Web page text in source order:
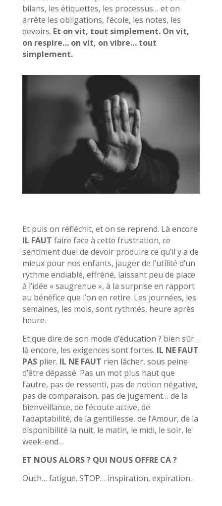
bilans, les étiquettes, les processus… et on
arrête les obligations, l’école, les notes, les
devoirs. Et on vit, tout simplement. On vit,
on respire… on vit, on vibre… tout
simplement.
Et puis on réfléchit, et on se reprend. Là encore
IL FAUT faire face à cette frustration, ce
sentiment duel de devoir produire ce qu’il y a de
mieux pour nos enfants, jauger de l’utilité d’un
rythme endiablé, effréné, laissant peu de place
à l’idée « saugrenue », à la surprise en rapport
au bénéfice que l’on en retire. Les journées, les
semaines, les mois, sont rythmés, heure après
heure.
Et que dire de son mode d’éducation ? bien sûr…
là encore, les exigences sont fortes. IL NE FAUT
PASplier. IL NE FAUT rien lâcher, sous peine
d’être dépassé. Pas un mot plus haut que
l’autre, pas de ressenti, pas de notion négative,
pas de comparaison, pas de jugement… de la
bienveillance, de l’écoute active, de
l’adaptabilité, de la gentillesse, de l’Amour, de la
disponibilité la nuit, le matin, le midi, le soir, le
week-end…
ET NOUS ALORS ? QUI NOUS OFFRE CA ?
Ouch… fatigue. STOP… inspiration, expiration.